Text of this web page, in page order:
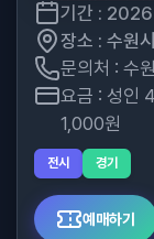
기간 :
장소 : 수원
문의처 : 수
요금 : 성인
1,000원
전시 경기
예매하기